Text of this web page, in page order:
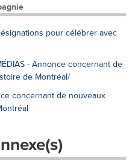
pour célébrer avec
- Annonce concernant de
de Montréal/
concernant de nouveaux